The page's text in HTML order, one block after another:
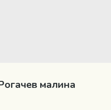
малина